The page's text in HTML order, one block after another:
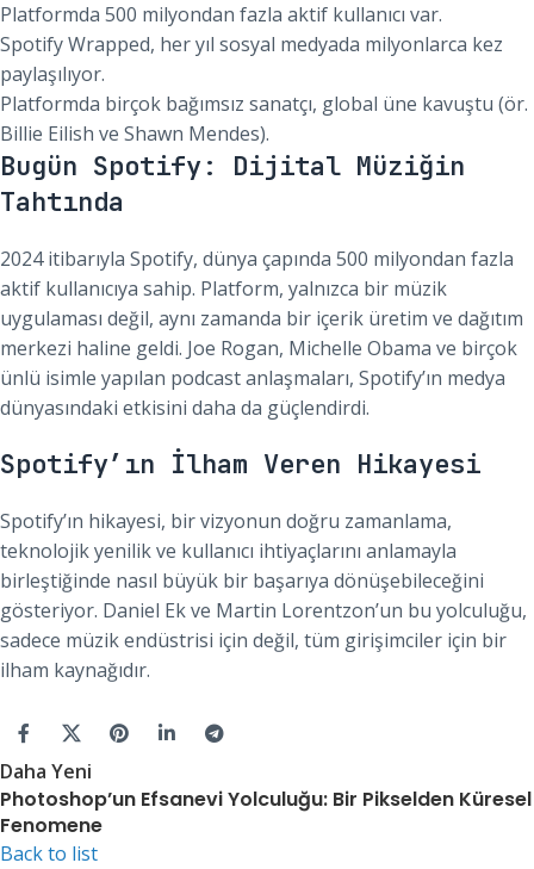
Platformda 500 milyondan fazla aktif kullanıcı var.
Spotify Wrapped, her yıl sosyal medyada milyonlarca kez
paylaşılıyor.
Platformda birçok bağımsız sanatçı, global üne kavuştu (ör.
Billie Eilish ve Shawn Mendes).
Bugün Spotify: Dijital Müziğin
Tahtında
2024 itibarıyla Spotify, dünya çapında 500 milyondan fazla
aktif kullanıcıya sahip. Platform, yalnızca bir müzik
uygulaması değil, aynı zamanda bir içerik üretim ve dağıtım
merkezi haline geldi. Joe Rogan, Michelle Obama ve birçok
ünlü isimle yapılan podcast anlaşmaları, Spotify’ın medya
dünyasındaki etkisini daha da güçlendirdi.
Spotify’ın İlham Veren Hikayesi
Spotify’ın hikayesi, bir vizyonun doğru zamanlama,
teknolojik yenilik ve kullanıcı ihtiyaçlarını anlamayla
birleştiğinde nasıl büyük bir başarıya dönüşebileceğini
gösteriyor. Daniel Ek ve Martin Lorentzon’un bu yolculuğu,
sadece müzik endüstrisi için değil, tüm girişimciler için bir
ilham kaynağıdır.
Daha Yeni
Photoshop’un Efsanevi Yolculuğu: Bir Pikselden Küresel
Fenomene
Back to list